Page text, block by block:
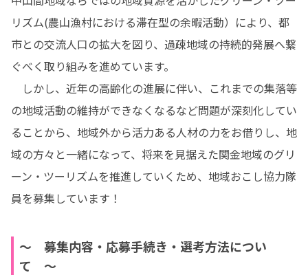
リズム(農山漁村における滞在型の余暇活動）により、都
市との交流人口の拡大を図り、過疎地域の持続的発展へ繋
ぐべく取り組みを進めています。
しかし、近年の高齢化の進展に伴い、これまでの集落等
の地域活動の維持ができなくなるなど問題が深刻化してい
ることから、地域外から活力ある人材の力をお借りし、地
域の方々と一緒になって、将来を見据えた関金地域のグリ
ーン・ツーリズムを推進していくため、地域おこし協力隊
員を募集しています！
〜 募集内容・応募手続き・選考方法につい
て 〜